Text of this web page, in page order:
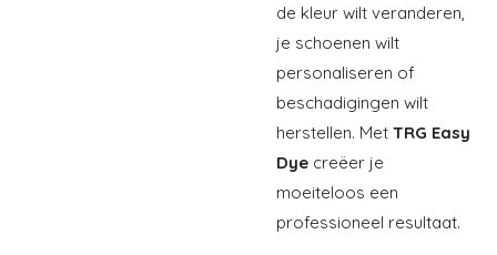
de kleur wilt veranderen,
je schoenen wilt
personaliseren of
beschadigingen wilt
herstellen. Met TRG Easy
Dye creëer je
moeiteloos een
professioneel resultaat.